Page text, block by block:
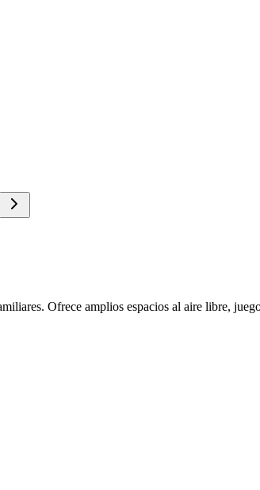
Ofrece amplios espacios al aire libre,